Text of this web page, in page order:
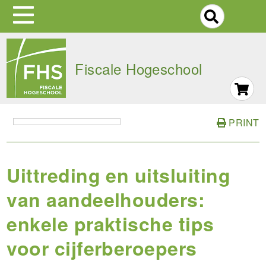
Skip
main
navigation
Fiscale Hogeschool
PRINT
Uittreding en uitsluiting
van aandeelhouders:
enkele praktische tips
voor cijferberoepers